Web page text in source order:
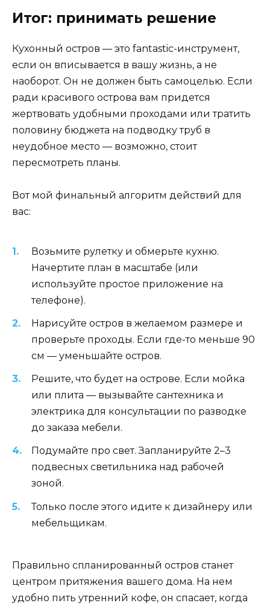
Итог: принимать решение
Кухонный остров — это fantastic-инструмент,
если он вписывается в вашу жизнь, а не
наоборот. Он не должен быть самоцелью. Если
ради красивого острова вам придется
жертвовать удобными проходами или тратить
половину бюджета на подводку труб в
неудобное место — возможно, стоит
пересмотреть планы.
Вот мой финальный алгоритм действий для
вас:
Возьмите рулетку и обмерьте кухню.
Начертите план в масштабе (или
используйте простое приложение на
телефоне).
Нарисуйте остров в желаемом размере и
проверьте проходы. Если где-то меньше 90
см — уменьшайте остров.
Решите, что будет на острове. Если мойка
или плита — вызывайте сантехника и
электрика для консультации по разводке
до заказа мебели.
Подумайте про свет. Запланируйте 2–3
подвесных светильника над рабочей
зоной.
Только после этого идите к дизайнеру или
мебельщикам.
Правильно спланированный остров станет
центром притяжения вашего дома. На нем
удобно пить утренний кофе, он спасает, когда